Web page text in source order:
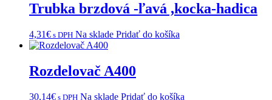
Trubka brzdová -ľavá ,kocka-hadica
4,31€ s DPH Na sklade Pridať do košíka
Rozdelovač A400
30,14€ s DPH Na sklade Pridať do košíka